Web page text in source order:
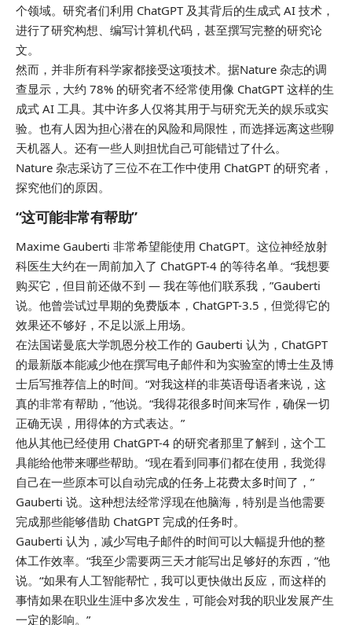
个领域。研究者们利用 ChatGPT 及其背后的生成式 AI 技术，
进行了研究构想、编写计算机代码，甚至撰写完整的研究论
文。
然而，并非所有科学家都接受这项技术。据Nature 杂志的调
查显示，大约 78% 的研究者不经常使用像 ChatGPT 这样的生
成式 AI 工具。其中许多人仅将其用于与研究无关的娱乐或实
验。也有人因为担心潜在的风险和局限性，而选择远离这些聊
天机器人。还有一些人则担忧自己可能错过了什么。
Nature 杂志采访了三位不在工作中使用 ChatGPT 的研究者，
探究他们的原因。
“这可能非常有帮助”
Maxime Gauberti 非常希望能使用 ChatGPT。这位神经放射
科医生大约在一周前加入了 ChatGPT-4 的等待名单。“我想要
购买它，但目前还做不到 — 我在等他们联系我，”Gauberti
说。他曾尝试过早期的免费版本，ChatGPT-3.5，但觉得它的
效果还不够好，不足以派上用场。
在法国诺曼底大学凯恩分校工作的 Gauberti 认为，ChatGPT
的最新版本能减少他在撰写电子邮件和为实验室的博士生及博
士后写推荐信上的时间。“对我这样的非英语母语者来说，这
真的非常有帮助，”他说。“我得花很多时间来写作，确保一切
正确无误，用得体的方式表达。”
他从其他已经使用 ChatGPT-4 的研究者那里了解到，这个工
具能给他带来哪些帮助。“现在看到同事们都在使用，我觉得
自己在一些原本可以自动完成的任务上花费太多时间了，”
Gauberti 说。这种想法经常浮现在他脑海，特别是当他需要
完成那些能够借助 ChatGPT 完成的任务时。
Gauberti 认为，减少写电子邮件的时间可以大幅提升他的整
体工作效率。“我至少需要两三天才能写出足够好的东西，”他
说。“如果有人工智能帮忙，我可以更快做出反应，而这样的
事情如果在职业生涯中多次发生，可能会对我的职业发展产生
一定的影响。”